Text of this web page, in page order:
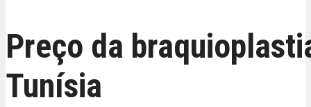
Preço da
Tunísia